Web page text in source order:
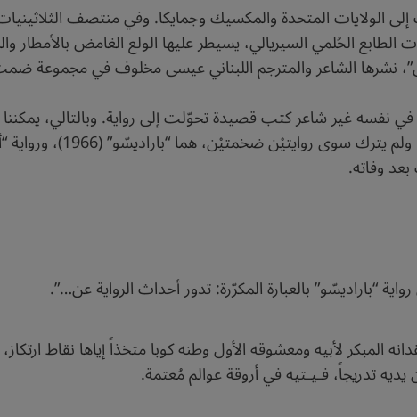
الولايات المتحدة والمكسيك وجمايكا. وفي منتصف
الحُلمي السيريالي، يسيطر عليها الولع الغامض بالأمطار
نشرها الشاعر والمترجم اللبناني عيسى مخلوف في مجموعة
في نفسه غير شاعر كتب قصيدة تحوّلت إلى رواية. وبالتالي، يمكننا
وفاته.
“باراديسّو” بالعبارة المكرّرة: تدور أحداث الرواية عن…”.
لأبيه ومعشوقه الأول وطنه كوبا متخذاً إياها نقاط ارتكاز،
تدريجاً، فـيـتيه في أروقة عوالم مُعتمة.